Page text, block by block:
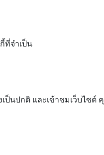
ที่จำเป็น
นปกติ และเข้าชมเว็บไซ